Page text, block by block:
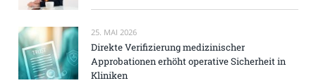
25. MAI 2026
Direkte Verifizierung medizinischer
Approbationen erhöht operative Sicherheit in
Kliniken